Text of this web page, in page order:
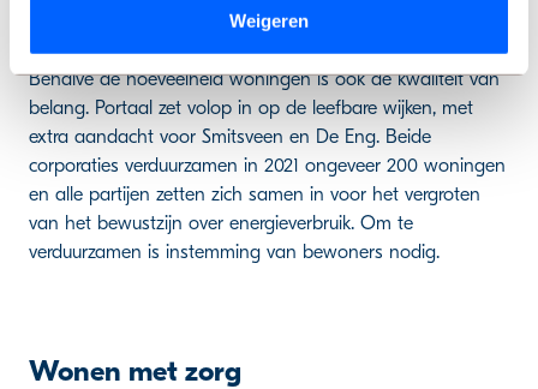
Weigeren
Kwaliteit en duurzaamheid
Behalve de hoeveelheid woningen is ook de kwaliteit van
belang. Portaal zet volop in op de leefbare wijken, met
extra aandacht voor Smitsveen en De Eng. Beide
corporaties verduurzamen in 2021 ongeveer 200 woningen
en alle partijen zetten zich samen in voor het vergroten
van het bewustzijn over energieverbruik. Om te
verduurzamen is instemming van bewoners nodig.
Wonen met zorg